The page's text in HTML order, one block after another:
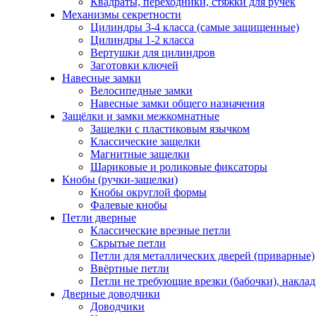
Механизмы секретности
Цилиндры 3-4 класса (самые защищенные)
Цилиндры 1-2 класса
Вертушки для цилиндров
Заготовки ключей
Навесные замки
Велосипедные замки
Навесные замки общего назначения
Защёлки и замки межкомнатные
Защелки с пластиковым язычком
Классические защелки
Магнитные защелки
Шариковые и роликовые фиксаторы
Кнобы (ручки-защелки)
Кнобы округлой формы
Фалевые кнобы
Петли дверные
Классические врезные петли
Скрытые петли
Петли для металлических дверей (приварные)
Ввёртные петли
Петли не требующие врезки (бабочки),
Дверные доводчики
Доводчики